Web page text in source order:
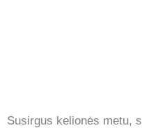
Susirgus kelionės metu,